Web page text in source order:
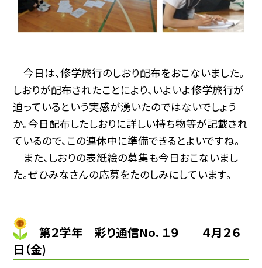
今日は、修学旅行のしおり配布をおこないました。
しおりが配布されたことにより、いよいよ修学旅行が
迫っているという実感が湧いたのではないでしょう
か。今日配布したしおりに詳しい持ち物等が記載され
ているので、この連休中に準備できるとよいですね。
また、しおりの表紙絵の募集も今日おこないまし
た。ぜひみなさんの応募をたのしみにしています。
第２学年 彩り通信No．１９ ４月２６
日（金)